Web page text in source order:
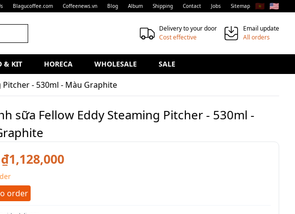
Blagucoffee.com Coffeenews.vn Blog Album Shipping Contact Jobs Sitemap 🇻🇳 🇺🇸
Delivery to your door
Cost effective
Email update
All orders
& KIT HORECA WHOLESALE SALE
Pitcher - 530ml - Màu Graphite
sữa Fellow Eddy Steaming Pitcher - 530ml -
₫1,128,000
order